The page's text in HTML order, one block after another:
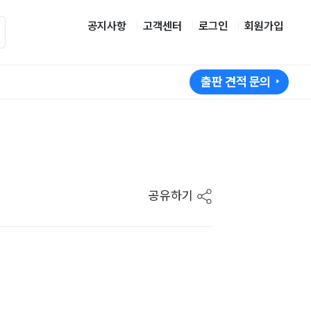
공지사항 고객센터 로그인 회원가입
출판 견적 문의
공유하기